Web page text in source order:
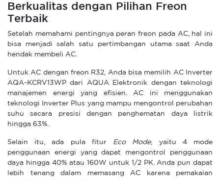
Berkualitas dengan Pilihan Freon
Terbaik
Setelah memahami pentingnya peran freon pada AC, hal ini
bisa menjadi salah satu pertimbangan utama saat Anda
hendak membeli AC.
Untuk AC dengan freon R32, Anda bisa memilih AC Inverter
AQA-KCRV13WP dari AQUA Elektronik dengan teknologi
manajemen energi yang efisien. AC ini menggunakan
teknologi Inverter Plus yang mampu mengontrol perubahan
suhu secara presisi dengan penghematan daya listrik
hingga 63%.
Selain itu, ada pula fitur Eco Mode, yaitu 4 mode
penggunaan energi yang dapat mengontrol penggunaan
daya hingga 40% atau 160W untuk 1/2 PK. Anda pun dapat
lebih tenang dalam memasang AC karena pemakaian